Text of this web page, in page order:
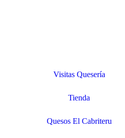
Visitas Quesería
Tienda
Quesos El Cabriteru